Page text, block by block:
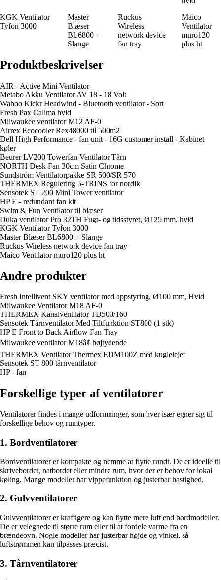
KGK Ventilator
Tyfon 3000
Master
Blæser
BL6800 +
Slange
Ruckus
Wireless
network device
fan tray
Maico
Ventilator
muro120
plus ht
Produktbeskrivelser
AIR+ Active Mini Ventilator
Metabo Akku Ventilator AV 18 - 18 Volt
Wahoo Kickr Headwind - Bluetooth ventilator - Sort
Fresh Pax Calima hvid
Milwaukee ventilator M12 AF-0
Airrex Ecocooler Rex48000 til 500m2
Dell High Performance - fan unit - 16G customer install - Kabinet
køler
Beurer LV200 Towerfan Ventilator Tårn
NORTH Desk Fan 30cm Satin Chrome
Sundström Ventilatorpakke SR 500/SR 570
THERMEX Regulering 5-TRINS for nordik
Sensotek ST 200 Mini Tower ventilator
HP E - redundant fan kit
Swim & Fun Ventilator til blæser
Duka ventilator Pro 32TH Fugt- og tidsstyret, Ø125 mm, hvid
KGK Ventilator Tyfon 3000
Master Blæser BL6800 + Slange
Ruckus Wireless network device fan tray
Maico Ventilator muro120 plus ht
Andre produkter
Fresh Intellivent SKY ventilator med appstyring, Ø100 mm, Hvid
Milwaukee Ventilator M18 AF-0
THERMEX Kanalventilator TD500/160
Sensotek Tårnventilator Med Tiltfunktion ST800 (1 stk)
HP E Front to Back Airflow Fan Tray
Milwaukee ventilator M18â¢ højtydende
THERMEX Ventilator Thermex EDM100Z med kuglelejer
Sensotek ST 800 tårnventilator
HP - fan
Forskellige typer af ventilatorer
Ventilatorer findes i mange udformninger, som hver især egner sig til
forskellige behov og rumtyper.
1. Bordventilatorer
Bordventilatorer er kompakte og nemme at flytte rundt. De er ideelle til
skrivebordet, natbordet eller mindre rum, hvor der er behov for lokal
køling. Mange modeller har vippefunktion og justerbar hastighed.
2. Gulvventilatorer
Gulvventilatorer er kraftigere og kan flytte mere luft end bordmodeller.
De er velegnede til større rum eller til at fordele varme fra en
brændeovn. Nogle modeller har justerbar højde og vinkel, så
luftstrømmen kan tilpasses præcist.
3. Tårnventilatorer